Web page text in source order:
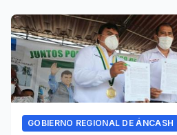
GOBIERNO REGIONAL DE ÁNCASH